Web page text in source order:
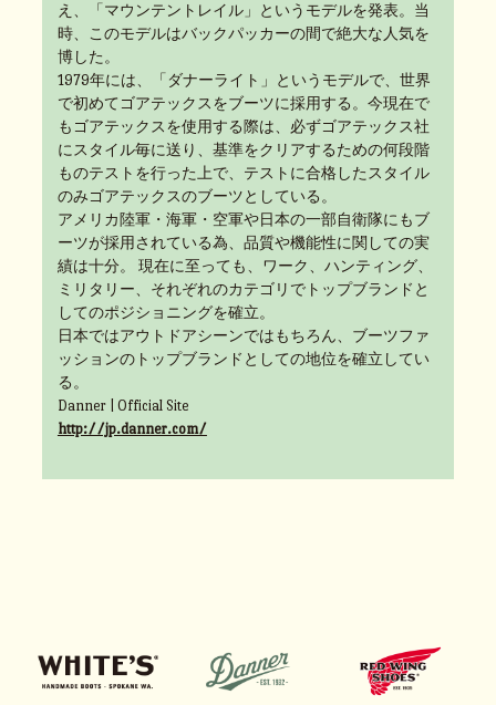
え、「マウンテントレイル」というモデルを発表。当
時、このモデルはバックパッカーの間で絶大な人気を
博した。
1979年には、「ダナーライト」というモデルで、世界
で初めてゴアテックスをブーツに採用する。今現在で
もゴアテックスを使用する際は、必ずゴアテックス社
にスタイル毎に送り、基準をクリアするための何段階
ものテストを行った上で、テストに合格したスタイル
のみゴアテックスのブーツとしている。
アメリカ陸軍・海軍・空軍や日本の一部自衛隊にもブ
ーツが採用されている為、品質や機能性に関しての実
績は十分。 現在に至っても、ワーク、ハンティング、
ミリタリー、それぞれのカテゴリでトップブランドと
してのポジショニングを確立。
日本ではアウトドアシーンではもちろん、ブーツファ
ッションのトップブランドとしての地位を確立してい
る。
Danner | Official Site
http://jp.danner.com/